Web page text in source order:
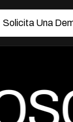
Solicita Una